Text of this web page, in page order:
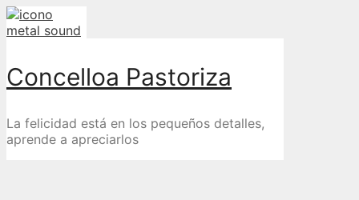
Skip
to
Concelloa Pastoriza
La felicidad está en los pequeños detalles,
aprende a apreciarlos